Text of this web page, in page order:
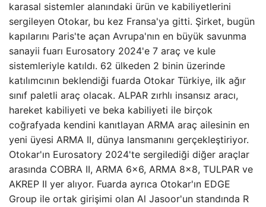
karasal sistemler alanındaki ürün ve kabiliyetlerini
sergileyen Otokar, bu kez Fransa'ya gitti. Şirket, bugün
kapılarını Paris'te açan Avrupa'nın en büyük savunma
sanayii fuarı Eurosatory 2024'e 7 araç ve kule
sistemleriyle katıldı. 62 ülkeden 2 binin üzerinde
katılımcının beklendiği fuarda Otokar Türkiye, ilk ağır
sınıf paletli araç olacak. ALPAR zırhlı insansız aracı,
hareket kabiliyeti ve beka kabiliyeti ile birçok
coğrafyada kendini kanıtlayan ARMA araç ailesinin en
yeni üyesi ARMA II, dünya lansmanını gerçekleştiriyor.
Otokar'ın Eurosatory 2024'te sergilediği diğer araçlar
arasında COBRA II, ARMA 6×6, ARMA 8×8, TULPAR ve
AKREP II yer alıyor. Fuarda ayrıca Otokar'ın EDGE
Group ile ortak girişimi olan Al Jasoor'un standında R